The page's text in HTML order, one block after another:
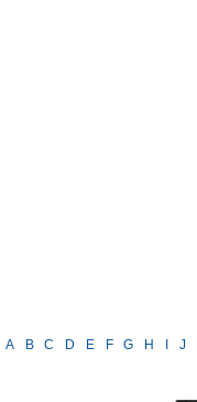
A B C D E F G H J